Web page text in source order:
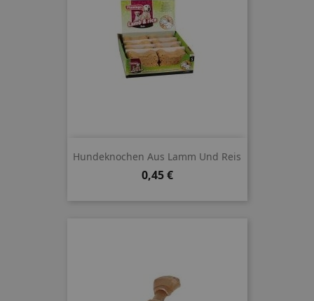
Hundeknochen Aus Lamm Und Reis
Preis
0,45 €